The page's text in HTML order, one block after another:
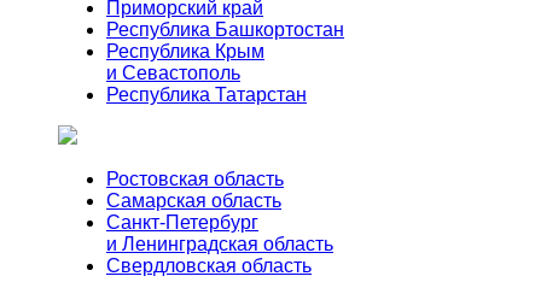
Приморский край
Республика Башкортостан
Республика Крым
и Севастополь
Республика Татарстан
Ростовская область
Самарская область
Санкт-Петербург
и Ленинградская область
Свердловская область